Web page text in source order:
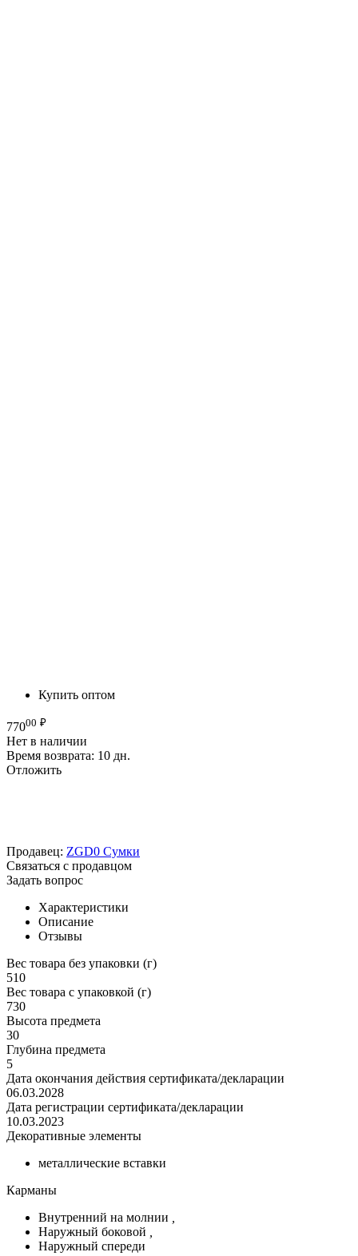
Купить оптом
77000 ₽
Нет в наличии
Время возврата: 10 дн.
Отложить
Продавец: ZGD0 Сумки
Связаться с продавцом
Задать вопрос
Характеристики
Описание
Отзывы
Вес товара без упаковки (г)
510
Вес товара с упаковкой (г)
730
Высота предмета
30
Глубина предмета
5
Дата окончания действия сертификата/декларации
06.03.2028
Дата регистрации сертификата/декларации
10.03.2023
Декоративные элементы
металлические вставки
Карманы
Внутренний на молнии
Наружный боковой
Наружный спереди